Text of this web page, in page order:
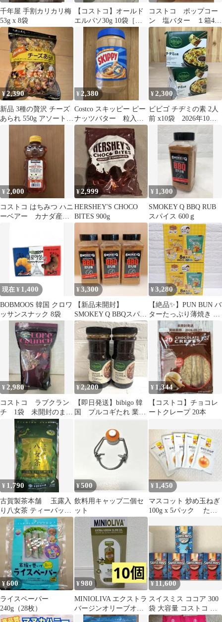
千年屋 手割カリカリ梅
53g x 8袋
【コストコ】オールド
エルパソ30g 10袋［個
数変更可］
コストコ ポップコー
ン 塩バター １箱44
個入 カークランド
未開封
¥2,390
新品 3種の贅沢 チーズ
あられ 550g アソート
¥ 2,380
Costco スキッピー ピー
ナッツバター 粒入り
1.36kg
¥2,300
ビビゴ チヂミの素 2人
前 x10袋 2026年10月
¥ 2,000
コストコ はちみつ ハニ
ーベアー カナダ産✦
¥2,999
HERSHEY'S CHOCO
BITES 900g
¥ 1,300
SMOKEY Q BBQ RUB
スパイス 600ｇ
現在 ¥ 1,400
BOBMOOS 韓国 クロワ
ッサンスナック 8袋
¥3,300
【新品未開封】
SMOKEY Q BBQスパイ
ス600g×3個セット
¥3,280
【絶品✨】PUN BUN バ
ターたっぷり薄焼き ラ
スク 8袋入り× 2箱 お菓
¥2,980
コストコ ラブクラン
チ 1袋 未開封のまま
お届け オーガニック
グラノーラ
¥2,200
【即日発送】bibigo 韓
国 プルコギたれ 業務
¥ 1,344
【コストコ】チョコレ
ートクレープ 20本
¥ 1,790
古賀製茶本舗 玉露入
り八女茶 ティーバッグ
5g x 50袋
¥500
飲料用キャップ二個セ
ット
¥ 1,450
マスコット 炒め玉ねぎ
100g x 5パック たま
作りに
¥600
ライスペーパー
240g（28枚）
¥980
MINIOLIVA エクストラ
バージンオリーブオイ
ル 10個
¥11,600
スイスミス ココア 300
袋 大容量 コストコ 個
包装 5箱セット 送料無